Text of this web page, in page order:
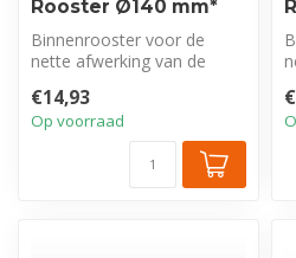
Rooster Ø140 mm*
Binnenrooster voor de
nette afwerking van de
Ø140 mm,...
€14,93
Op voorraad